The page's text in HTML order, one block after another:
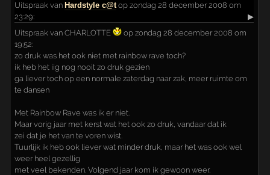
Uitspraak van Hardstyle c@top zondag 28 december 2008 om
23:29:
▶
Uitspraak van CHARLOTTE
op zondag 28 december 2008 om
19:52:
zo druk was het ook niet met rainbow rave toch?
ik heb het iig nog nooit zo druk gezien
ga liever toch op een normale zaterdag naar zak, meer ruimte om
te dansen
Met Rainbow Rave was ik er niet.
Maar vorig jaar met kerst wat het ook zo druk, vandaar dat ik
zei dat je het van te voren wist.
Tuurlijk ik heb ook liever wat minder druk, maar het was ook wel
weer heel gezellig
met veel bekenden. Volgend jaar kom ik gewoon weer.